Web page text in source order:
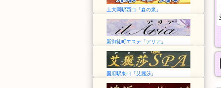
上大岡駅西口「森の泉」
新御徒町エステ「アリア」
国府駅東口「艾麗莎」